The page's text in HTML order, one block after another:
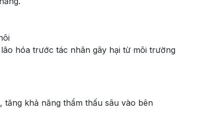
hóa trước tác nhân gây hại từ môi trường
tăng khả năng thẩm thấu sâu vào bên